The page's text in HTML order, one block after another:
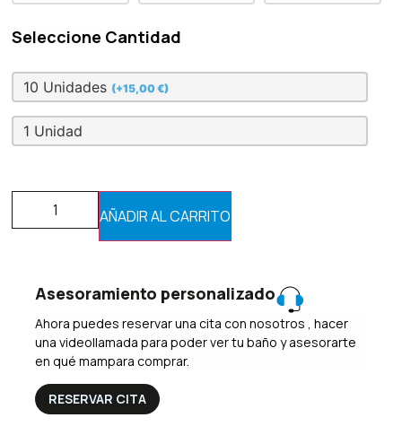
Seleccione Cantidad
10 Unidades (+15,00 €)
1 Unidad
AÑADIR AL CARRITO
Asesoramiento personalizado
Ahora puedes reservar una cita con nosotros , hacer
una videollamada para poder ver tu baño y asesorarte
en qué mampara comprar.
RESERVAR CITA